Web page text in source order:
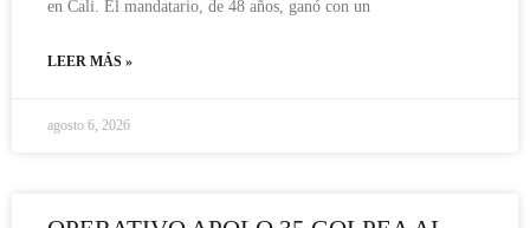
en Cali. El mandatario, de 48 años, ganó con un
LEER MÁS »
agosto 6, 2026